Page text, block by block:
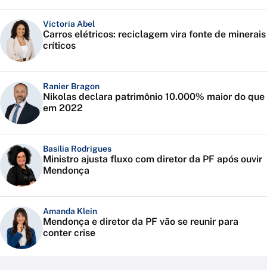
Victoria Abel
Carros elétricos: reciclagem vira fonte de minerais
críticos
Ranier Bragon
Nikolas declara patrimônio 10.000% maior do que
em 2022
Basília Rodrigues
Ministro ajusta fluxo com diretor da PF após ouvir
Mendonça
Amanda Klein
Mendonça e diretor da PF vão se reunir para
conter crise